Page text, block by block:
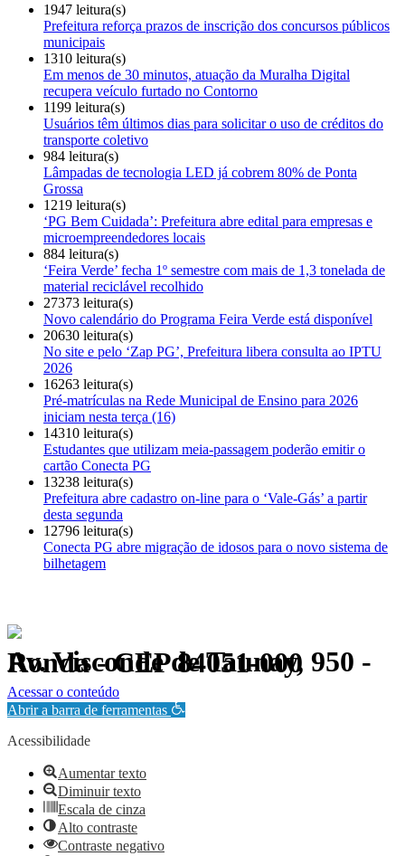
1947 leitura(s)
Prefeitura reforça prazos de inscrição dos concursos públicos
municipais
1310 leitura(s)
Em menos de 30 minutos, atuação da Muralha Digital
recupera veículo furtado no Contorno
1199 leitura(s)
Usuários têm últimos dias para solicitar o uso de créditos do
transporte coletivo
984 leitura(s)
Lâmpadas de tecnologia LED já cobrem 80% de Ponta
Grossa
1219 leitura(s)
‘PG Bem Cuidada’: Prefeitura abre edital para empresas e
microempreendedores locais
884 leitura(s)
‘Feira Verde’ fecha 1º semestre com mais de 1,3 tonelada de
material reciclável recolhido
27373 leitura(s)
Novo calendário do Programa Feira Verde está disponível
20630 leitura(s)
No site e pelo ‘Zap PG’, Prefeitura libera consulta ao IPTU
2026
16263 leitura(s)
Pré-matrículas na Rede Municipal de Ensino para 2026
iniciam nesta terça (16)
14310 leitura(s)
Estudantes que utilizam meia-passagem poderão emitir o
cartão Conecta PG
13238 leitura(s)
Prefeitura abre cadastro on-line para o ‘Vale-Gás’ a partir
desta segunda
12796 leitura(s)
Conecta PG abre migração de idosos para o novo sistema de
bilhetagem
Av. Visconde de Taunay, 950 - Ronda - CEP 84051-000
Política de Privacidade.
Acessar o conteúdo
Abrir a barra de ferramentas
Acessibilidade
Aumentar texto
Diminuir texto
Escala de cinza
Alto contraste
Contraste negativo